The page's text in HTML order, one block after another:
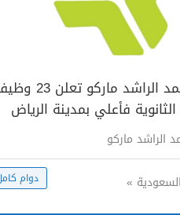
شركة محمد الراشد ماركو
فأعلي بمدينة الرياض
الراشد ماركو
» دوام